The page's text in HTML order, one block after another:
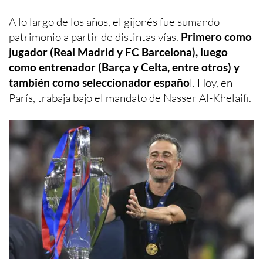
A lo largo de los años, el gijonés fue sumando
patrimonio a partir de distintas vías. Primero como
jugador (Real Madrid y FC Barcelona), luego
como entrenador (Barça y Celta, entre otros) y
también como seleccionador español. Hoy, en
París, trabaja bajo el mandato de Nasser Al-Khelaifi.